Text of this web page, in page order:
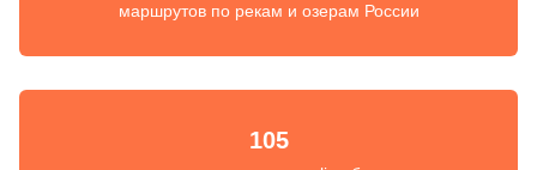
маршрутов по рекам и озерам России
105